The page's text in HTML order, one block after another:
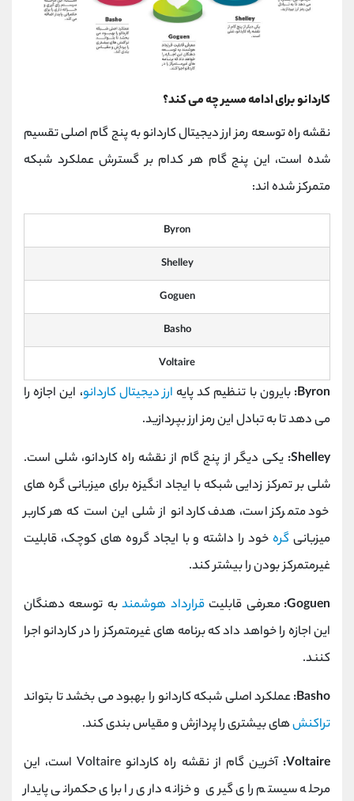
کاردانو برای ادامه مسیر چه می کند؟
نقشه راه توسعه رمز ارز دیجیتال کاردانو به پنج گام اصلی تقسیم
شده است، این پنج گام هر کدام بر گسترش عملکرد شبکه
متمرکز شده اند:
Byron
Shelley
Goguen
Basho
Voltaire
Byron: بایرون با تنظیم کد پایه ارز دیجیتال کاردانو، این اجازه را
می دهد تا به تبادل این رمز ارز بپردازید.
Shelley: یکی دیگر از پنج گام از نقشه راه کاردانو، شلی است.
شلی بر تمرکز زدایی شبکه با ایجاد انگیزه برای میزبانی گره های
خود متمرکز است، هدف کاردانو از شلی این است که هر کاربر
میزبانی گرهخود را داشته و با ایجاد گروه های کوچک، قابلیت
غیرمتمرکز بودن را بیشتر کند.
Goguen: معرفی قابلیتقرارداد هوشمندبه توسعه دهنگان
این اجازه را خواهد داد که برنامه های غیرمتمرکز را در کاردانو اجرا
کنند.
Basho: عملکرد اصلی شبکه کاردانو را بهبود می بخشد تا بتواند
تراکنشهای بیشتری را پردازش و مقیاس بندی کند.
Voltaire:
آخرین گام از نقشه راه کاردانو Voltaire است، این
مرحله سیستم رای گیری و خزانه داری را برای حکمرانی پایدار